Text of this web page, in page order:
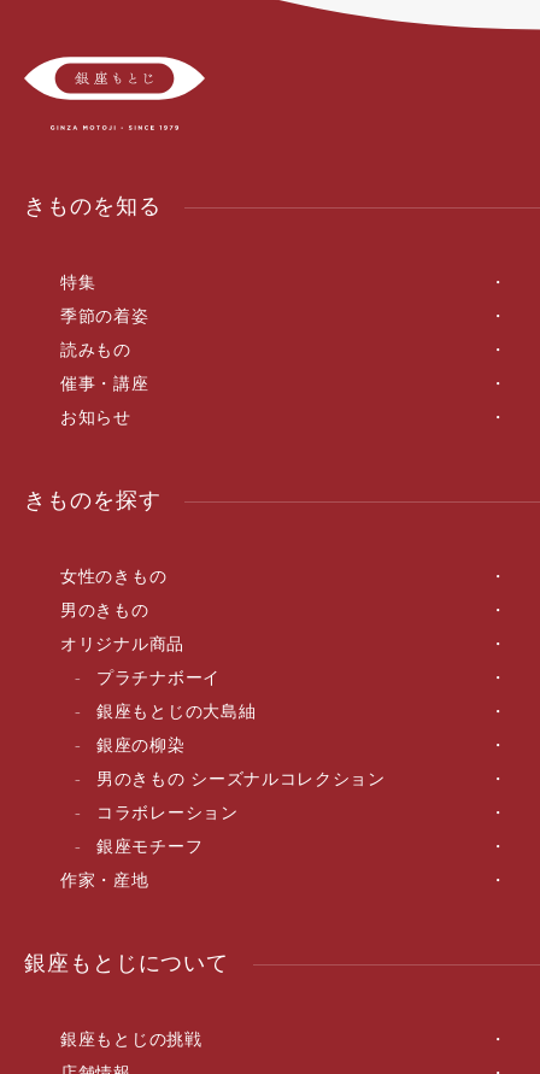
きものを知る
特集
季節の着姿
読みもの
催事・講座
お知らせ
きものを探す
女性のきもの
男のきもの
オリジナル商品
プラチナボーイ
銀座もとじの大島紬
銀座の柳染
男のきもの シーズナルコレクション
コラボレーション
銀座モチーフ
作家・産地
銀座もとじについて
銀座もとじの挑戦